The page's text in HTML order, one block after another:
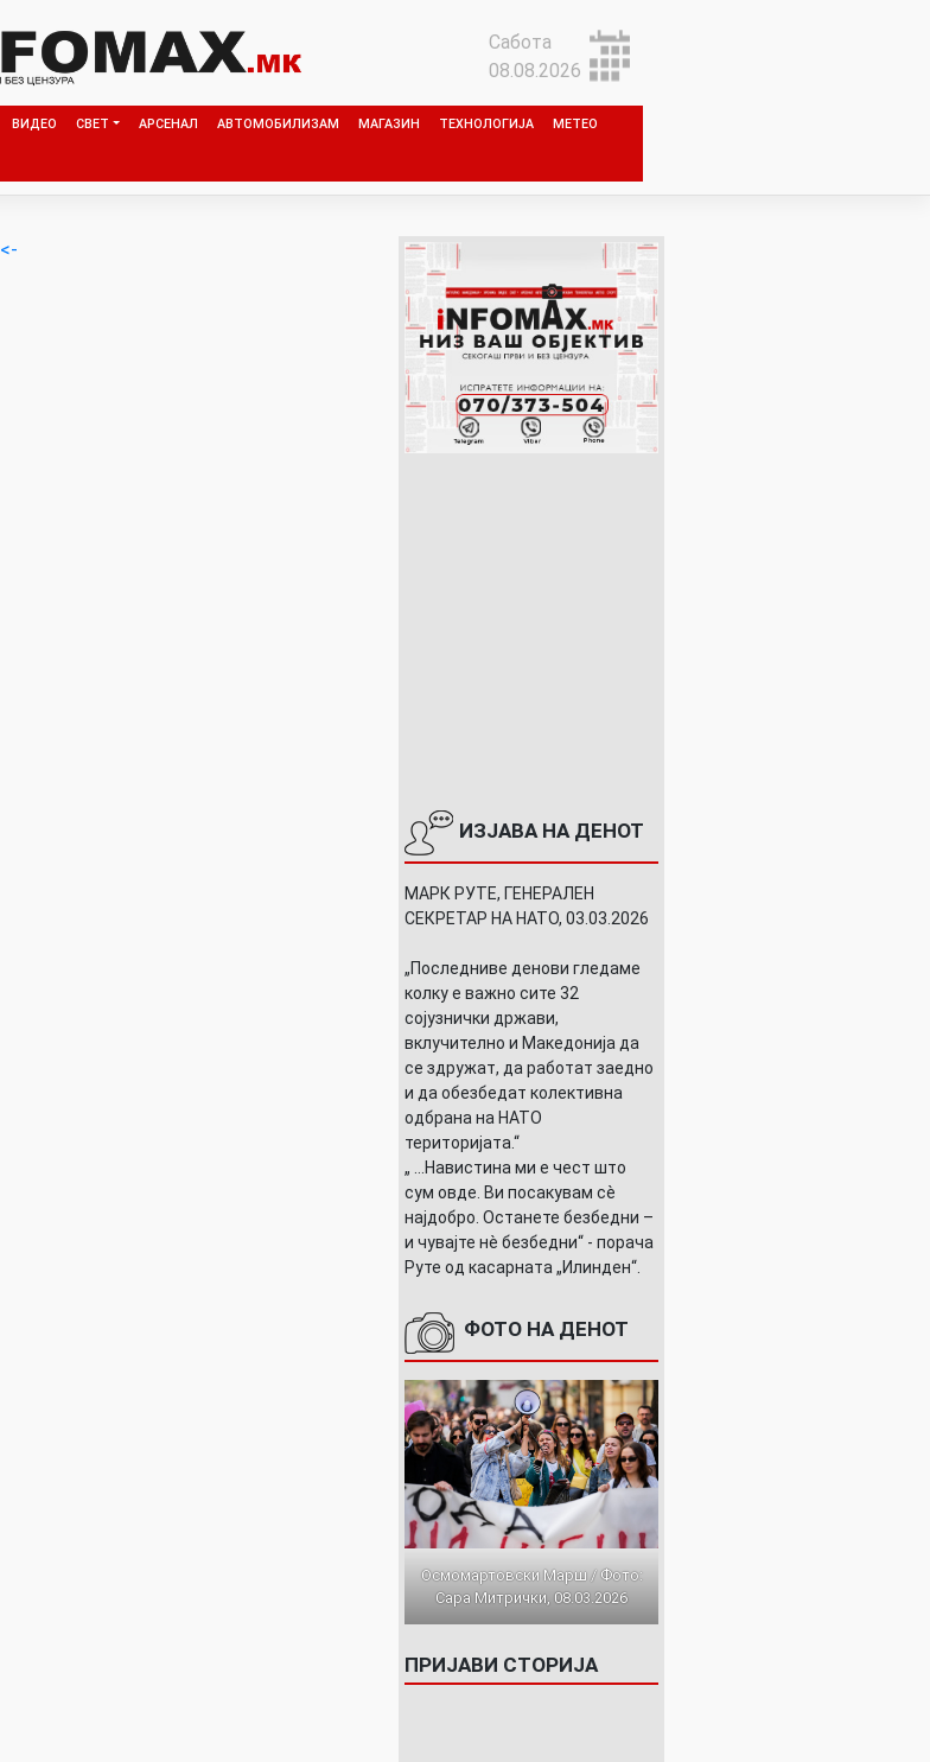
Сабота
08.08.2026
ВИДЕО СВЕТ АРСЕНАЛ АВТОМОБИЛИЗАМ МАГАЗИН ТЕХНОЛОГИЈА МЕТЕО
<-
ИЗЈАВА НА ДЕНОТ
МАРК РУТЕ, ГЕНЕРАЛЕН
СЕКРЕТАР НА НАТО, 03.03.2026
„Последниве денови гледаме
колку е важно сите 32
сојузнички држави,
вклучително и Македонија да
се здружат, да работат заедно
и да обезбедат колективна
одбрана на НАТО
територијата.“
„ ...Навистина ми е чест што
сум овде. Ви посакувам сè
најдобро. Останете безбедни –
и чувајте нè безбедни“ - порача
Руте од касарната „Илинден“.
ФОТО НА ДЕНОТ
Осмомартовски Марш / Фото:
Сара Митрички, 08.03.2026
ПРИЈАВИ СТОРИЈА